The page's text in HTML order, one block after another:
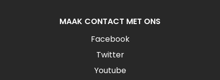
MAAK CONTACT MET ONS
Facebook
Twitter
Youtube